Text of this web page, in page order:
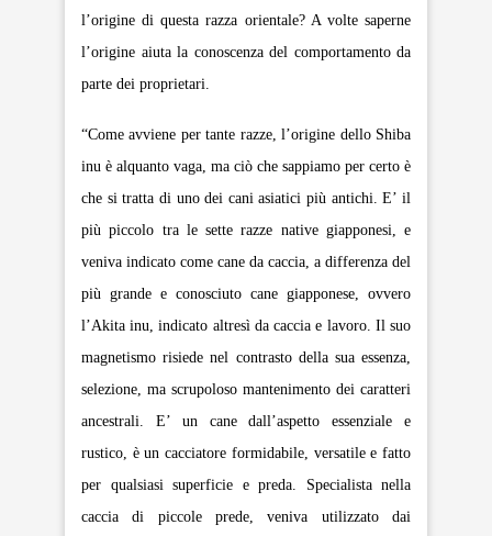
l’origine di questa razza orientale? A volte saperne
l’origine aiuta la conoscenza del comportamento da
parte dei proprietari.
“Come avviene per tante razze, l’origine dello Shiba
inu è alquanto vaga, ma ciò che sappiamo per certo è
che si tratta di uno dei cani asiatici più antichi. E’ il
più piccolo tra le sette razze native giapponesi, e
veniva indicato come cane da caccia, a differenza del
più grande e conosciuto cane giapponese, ovvero
l’Akita inu, indicato altresì da caccia e lavoro. Il suo
magnetismo risiede nel contrasto della sua essenza,
selezione, ma scrupoloso mantenimento dei caratteri
ancestrali. E’ un cane dall’aspetto essenziale e
rustico, è un cacciatore formidabile, versatile e fatto
per qualsiasi superficie e preda. Specialista nella
caccia di piccole prede, veniva utilizzato dai